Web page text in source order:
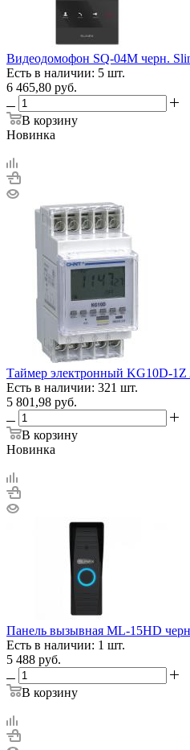
Видеодомофон SQ-04M черн.
Есть в наличии: 5 шт.
6 465,80 руб.
В корзину
Новинка
Таймер электронный KG10D-
Есть в наличии: 321 шт.
5 801,98 руб.
В корзину
Новинка
Панель вызывная ML-15HD
Есть в наличии: 1 шт.
5 488 руб.
В корзину